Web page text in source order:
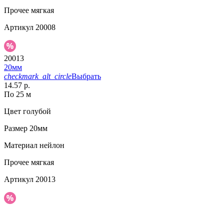
Прочее мягкая
Артикул 20008
20013
20мм
checkmark_alt_circleВыбрать
14.57 р.
По 25 м
Цвет голубой
Размер 20мм
Материал нейлон
Прочее мягкая
Артикул 20013